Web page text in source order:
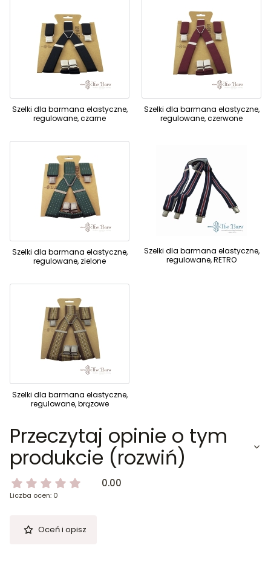
Szelki dla barmana elastyczne,
regulowane, czarne
Szelki dla barmana elastyczne,
regulowane, czerwone
Szelki dla barmana elastyczne,
regulowane, zielone
Szelki dla barmana elastyczne,
regulowane, RETRO
Szelki dla barmana elastyczne,
regulowane, brązowe
Przeczytaj opinie o tym
produkcie (rozwiń)
0.00
Liczba ocen: 0
Oceń i opisz